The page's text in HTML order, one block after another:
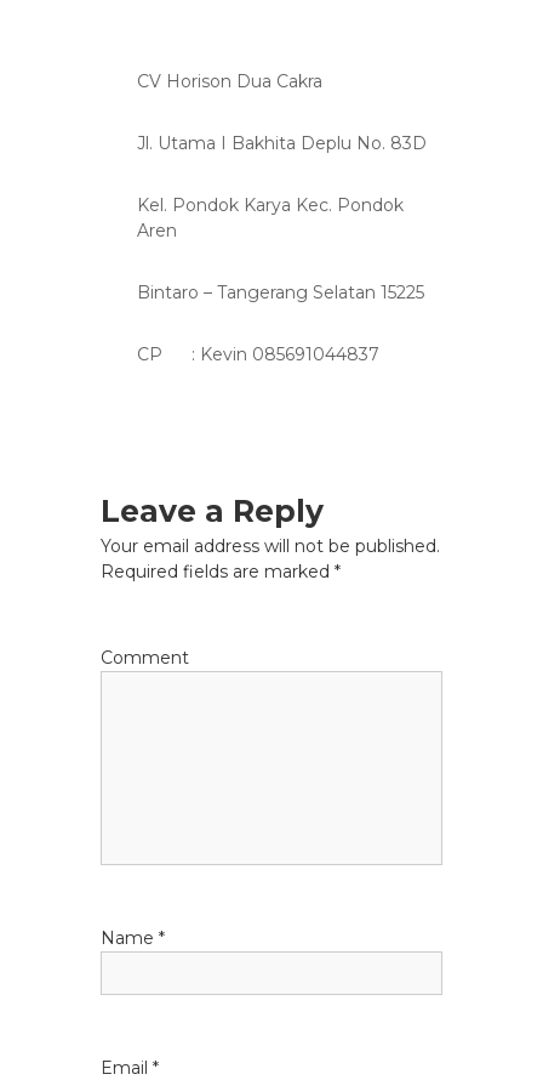
CV Horison Dua Cakra
Jl. Utama I Bakhita Deplu No. 83D
Kel. Pondok Karya Kec. Pondok
Aren
Bintaro – Tangerang Selatan 15225
CP : Kevin 085691044837
Leave a Reply
Your email address will not be published.
Required fields are marked*
Comment
Name*
Email*